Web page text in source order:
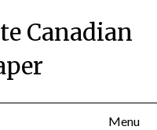
Canadian
Menu